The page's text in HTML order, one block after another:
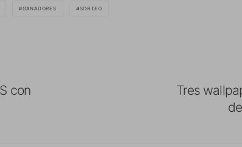
GANADORES SORTEO
con
Tres